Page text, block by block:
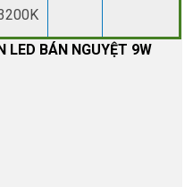
LED BÁN NGUYỆT 9W